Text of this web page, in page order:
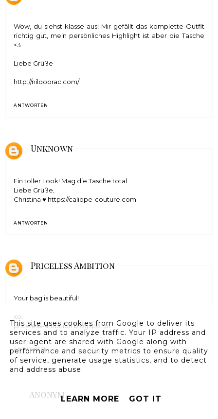
Wow, du siehst klasse aus! Mir gefällt das komplette Outfit
richtig gut, mein persönliches Highlight ist aber die Tasche
<3
Liebe Grüße
http://nilooorac.com/
ANTWORTEN
Unknown
Ein toller Look! Mag die Tasche total.
Liebe Grüße,
Christina ♥ https://caliope-couture.com
ANTWORTEN
Priceless Ambition
Your bag is beautiful!
xo,
priceless-ambition.blogspot.pt
ANTWORTEN
Anonym
This site uses cookies from Google to deliver its
services and to analyze traffic. Your IP address and
user-agent are shared with Google along with
performance and security metrics to ensure quality
of service, generate usage statistics, and to detect
and address abuse.
LEARN MORE GOT IT